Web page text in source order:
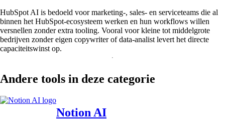
HubSpot AI is bedoeld voor marketing-, sales- en serviceteams die al
binnen het HubSpot-ecosysteem werken en hun workflows willen
versnellen zonder extra tooling. Vooral voor kleine tot middelgrote
bedrijven zonder eigen copywriter of data-analist levert het directe
capaciteitswinst op.
Andere tools in deze categorie
Notion AI